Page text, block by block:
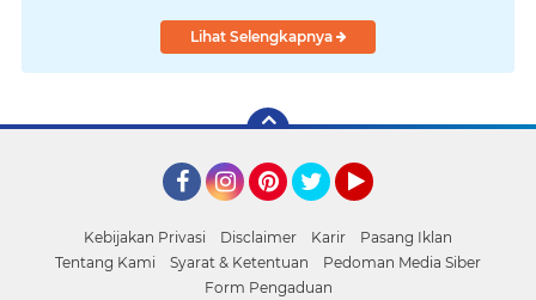
Lihat Selengkapnya
Kebijakan Privasi Disclaimer Karir
Pasang Iklan
Tentang Kami
Syarat & Ketentuan
Pedoman Media Siber
Form Pengaduan